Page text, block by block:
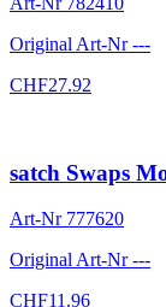
Original Art-Nr---
CHF27.92
satch Swaps
Art-Nr 777620
Original Art-Nr---
CHF11.96